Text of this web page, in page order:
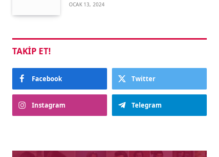
OCAK 13, 2024
TAKIP ET!
Facebook Twitter
Instagram Telegram